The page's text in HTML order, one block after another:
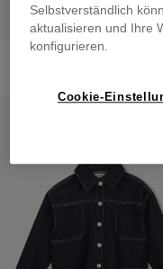
Denim Jacket
Selbstverständlich
aktualisieren und Ihre
konfigurieren.
Cookie-